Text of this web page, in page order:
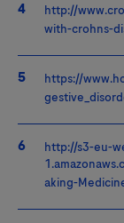
http://
with-crohns-
https://
http://s3-eu-
aking-